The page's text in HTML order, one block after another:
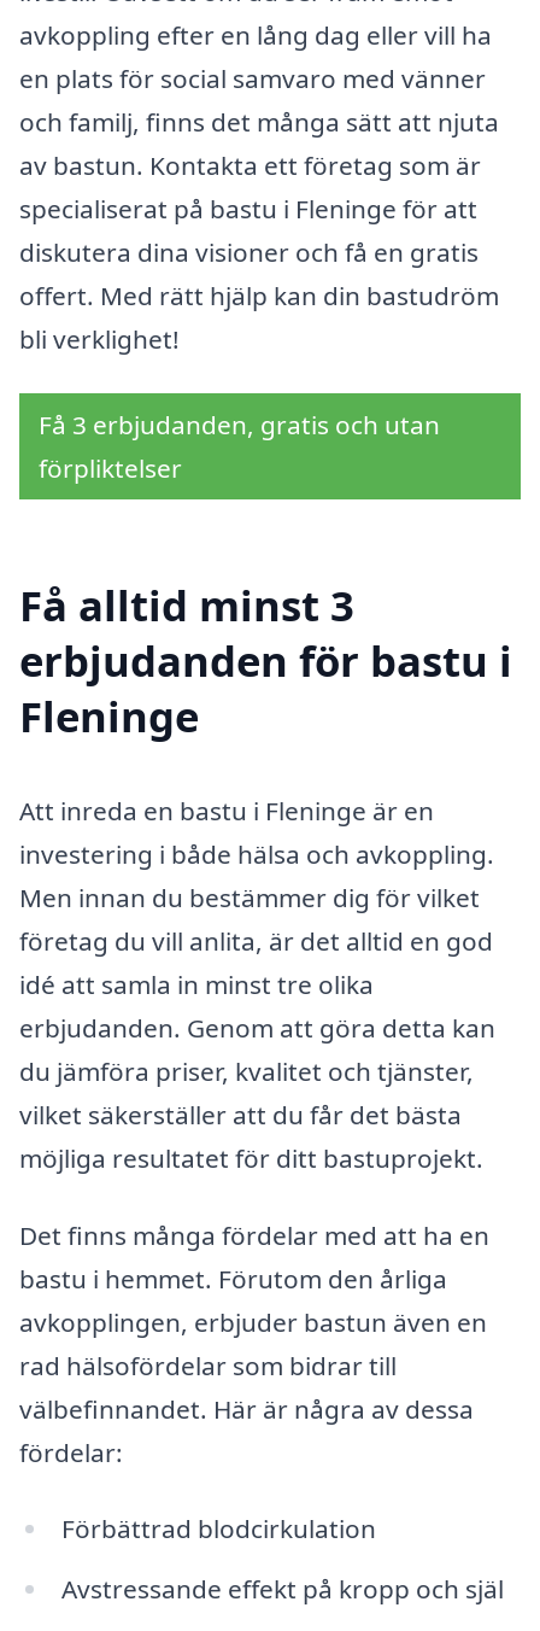
avkoppling efter en lång dag eller vill ha
en plats för social samvaro med vänner
och familj, finns det många sätt att njuta
av bastun. Kontakta ett företag som är
specialiserat på bastu i Fleninge för att
diskutera dina visioner och få en gratis
offert. Med rätt hjälp kan din bastudröm
bli verklighet!
Få 3 erbjudanden, gratis och utan
förpliktelser
Få alltid minst 3
erbjudanden för bastu i
Fleninge
Att inreda en bastu i Fleninge är en
investering i både hälsa och avkoppling.
Men innan du bestämmer dig för vilket
företag du vill anlita, är det alltid en god
idé att samla in minst tre olika
erbjudanden. Genom att göra detta kan
du jämföra priser, kvalitet och tjänster,
vilket säkerställer att du får det bästa
möjliga resultatet för ditt bastuprojekt.
Det finns många fördelar med att ha en
bastu i hemmet. Förutom den årliga
avkopplingen, erbjuder bastun även en
rad hälsofördelar som bidrar till
välbefinnandet. Här är några av dessa
fördelar:
Förbättrad blodcirkulation
Avstressande effekt på kropp och själ